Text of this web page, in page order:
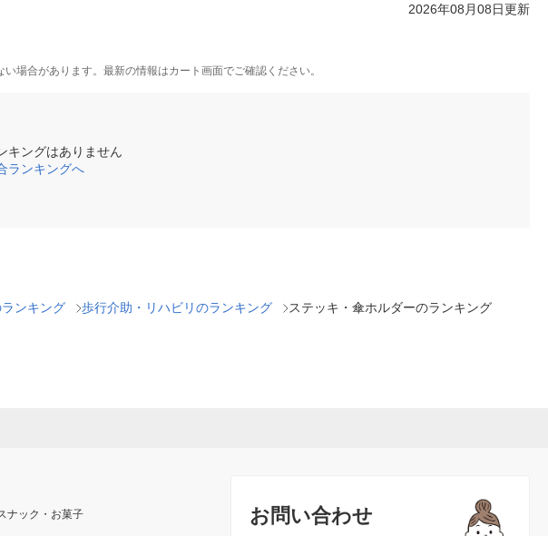
2026年08月08日更新
場合があります。最新の情報はカート画面でご確認ください。
キングはありません
ランキングへ
ンキング 歩行介助・リハビリのランキング ステッキ・傘ホルダーのランキング
お問い合わせ
ナック・お菓子